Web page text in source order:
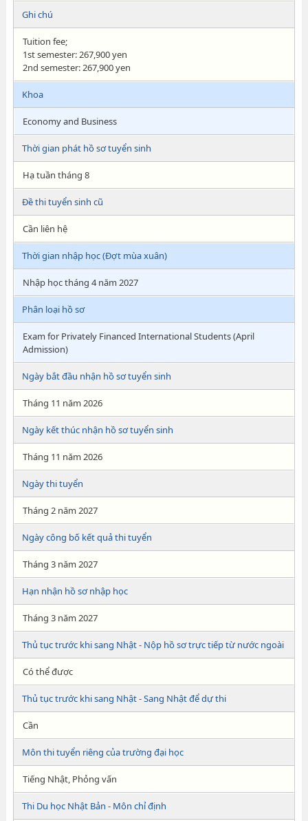
Ghi chú
Tuition fee;
1st semester: 267,900 yen
2nd semester: 267,900 yen
Khoa
Economy and Business
Thời gian phát hồ sơ tuyển sinh
Hạ tuần tháng 8
Đề thi tuyển sinh cũ
Cần liên hệ
Thời gian nhập học (Đợt mùa xuân)
Nhập học tháng 4 năm 2027
Phân loại hồ sơ
Exam for Privately Financed International Students (April
Admission)
Ngày bắt đầu nhận hồ sơ tuyển sinh
Tháng 11 năm 2026
Ngày kết thúc nhận hồ sơ tuyển sinh
Tháng 11 năm 2026
Ngày thi tuyển
Tháng 2 năm 2027
Ngày công bố kết quả thi tuyển
Tháng 3 năm 2027
Hạn nhận hồ sơ nhập học
Tháng 3 năm 2027
Thủ tục trước khi sang Nhật - Nộp hồ sơ trực tiếp từ nước ngoài
Có thể được
Thủ tục trước khi sang Nhật - Sang Nhật để dự thi
Cần
Môn thi tuyển riêng của trường đại học
Tiếng Nhật, Phỏng vấn
Thi Du học Nhật Bản - Môn chỉ định